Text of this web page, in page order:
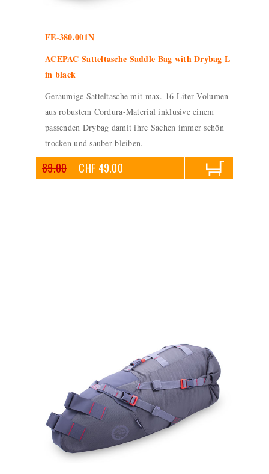
FE-380.001N
ACEPAC Satteltasche Saddle Bag with Drybag L
in black
Geräumige Satteltasche mit max. 16 Liter Volumen
aus robustem Cordura-Material inklusive einem
passenden Drybag damit ihre Sachen immer schön
trocken und sauber bleiben.
89.00 CHF 49.00